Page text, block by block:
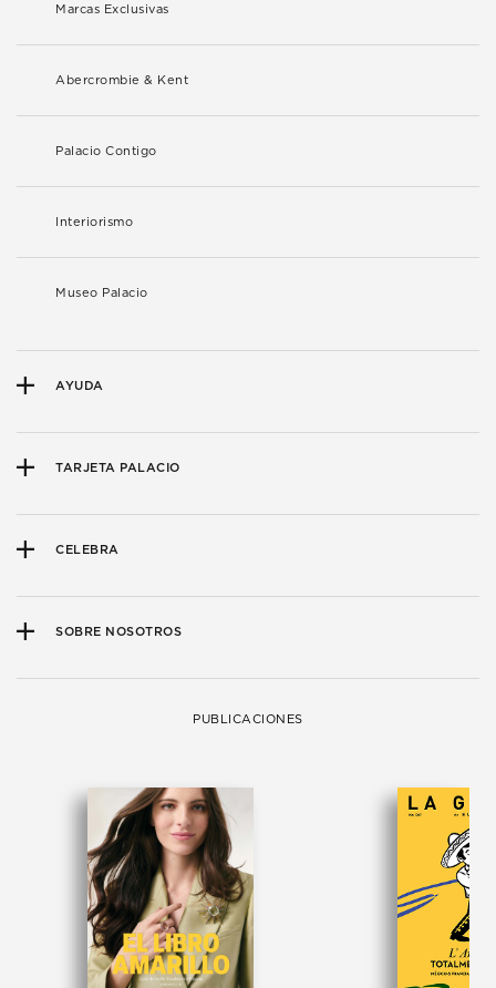
Marcas Exclusivas
Abercrombie & Kent
Palacio Contigo
Interiorismo
Museo Palacio
AYUDA
TARJETA PALACIO
CELEBRA
SOBRE NOSOTROS
PUBLICACIONES